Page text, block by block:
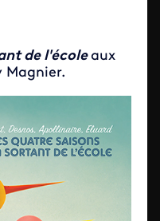
de l'écoleaux
Magnier.